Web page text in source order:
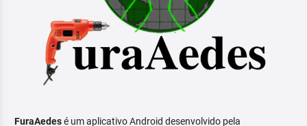
FuraAedesé um aplicativo Android desenvolvido pela